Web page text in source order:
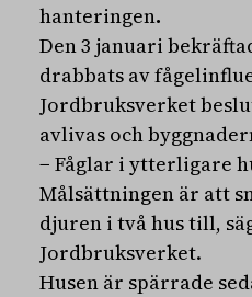
hanteringen.
Den 3 januari
drabbats av
Jordbruksverket
avlivas och
− Fåglar i ytterligare
Målsättningen är att
djuren i två hus till,
Jordbruksverket.
Husen är spärrade